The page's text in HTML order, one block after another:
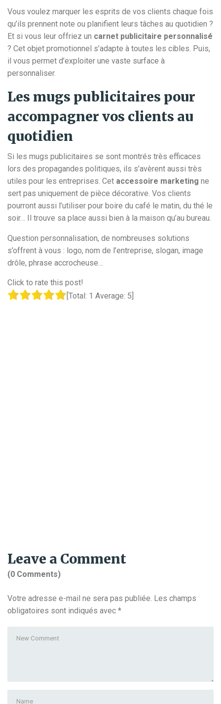
Vous voulez marquer les esprits de vos clients chaque fois
qu’ils prennent note ou planifient leurs tâches au quotidien ?
Et si vous leur offriez un carnet publicitaire personnalisé
? Cet objet promotionnel s’adapte à toutes les cibles. Puis,
il vous permet d’exploiter une vaste surface à
personnaliser.
Les mugs publicitaires pour
accompagner vos clients au
quotidien
Si les mugs publicitaires se sont montrés très efficaces
lors des propagandes politiques, ils s’avèrent aussi très
utiles pour les entreprises. Cet accessoire marketing ne
sert pas uniquement de pièce décorative. Vos clients
pourront aussi l’utiliser pour boire du café le matin, du thé le
soir… Il trouve sa place aussi bien à la maison qu’au bureau.
Question personnalisation, de nombreuses solutions
s’offrent à vous : logo, nom de l’entreprise, slogan, image
drôle, phrase accrocheuse…
Click to rate this post!
[Total: 1 Average: 5
Leave a Comment
(0 Comments)
Votre adresse e-mail ne sera pas publiée. Les champs
obligatoires sont indiqués avec *